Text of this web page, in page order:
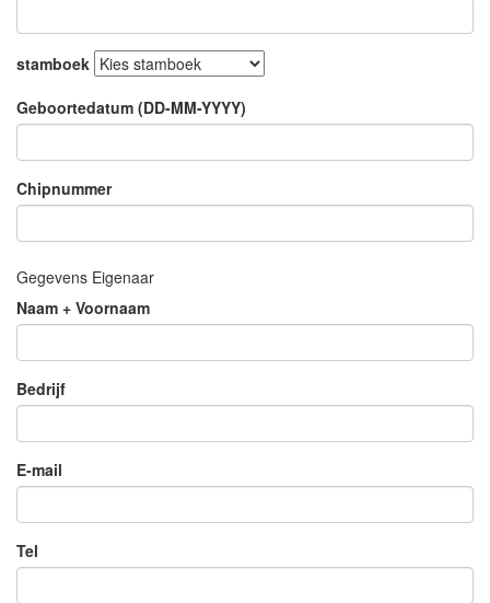
stamboek
Geboortedatum (DD-MM-YYYY)
Chipnummer
Gegevens Eigenaar
Naam + Voornaam
Bedrijf
E-mail
Tel